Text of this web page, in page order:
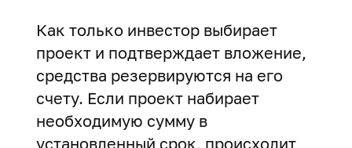
Как только инвестор выбирает
проект и подтверждает вложение,
средства резервируются на его
счету. Если проект набирает
необходимую сумму в
установленный срок, происходит